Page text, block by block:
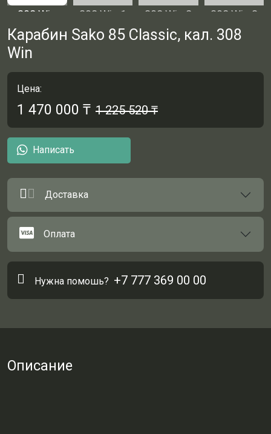
Карабин Sako 85 Classic, кал. 308
Win
Цена:
1 470 000 ₸ 1 225 520₸
Написать
Доставка
Оплата
Нужна помошь? +7 777 369 00 00
Описание